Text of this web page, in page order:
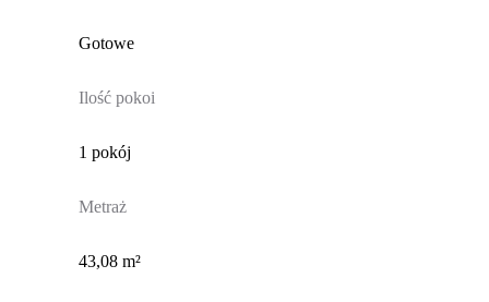
Gotowe
Ilość pokoi
1 pokój
Metraż
43,08 m²